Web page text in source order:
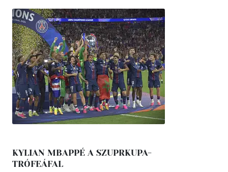
KYLIAN MBAPPÉ A SZUPRKUPA-
TRÓFEÁFAL